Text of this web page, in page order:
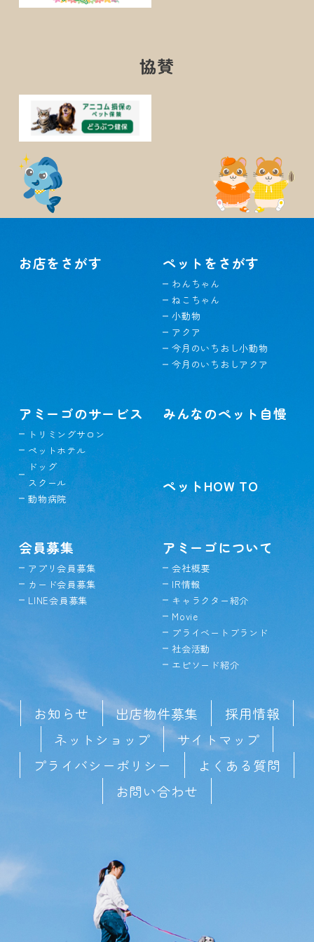
協賛
お店をさがす ペットをさがす
わんちゃん
ねこちゃん
小動物
アクア
今月のいちおし小動物
今月のいちおしアクア
アミーゴのサービス
トリミングサロン
ペットホテル
ドッグ
スクール
動物病院
みんなのペット自慢
ペットHOW TO
会員募集
アプリ会員募集
カード会員募集
LINE会員募集
アミーゴについて
会社概要
IR情報
キャラクター紹介
Movie
プライベートブランド
社会活動
エピソード紹介
お知らせ 出店物件募集
採用情報
ネットショップ
サイトマップ
プライバシーポリシー
よくある質問
お問い合わせ